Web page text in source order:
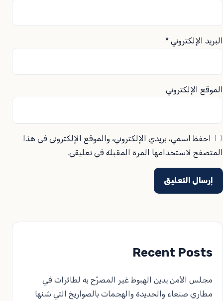
البريد الإلكتروني *
الموقع الإلكتروني
احفظ اسمي، بريدي الإلكتروني، والموقع الإلكتروني في هذا
المتصفح لاستخدامها المرة المقبلة في تعليقي.
Recent Posts
مجلس الأمن يدين الهبوط غير المصرّح به لطائرات في
مطاري صنعاء والحديدة والهجمات بالصواريخ التي شنها